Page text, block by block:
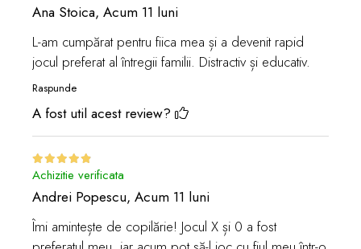
Ana Stoica, Acum 11 luni
L-am cumpărat pentru fiica mea și a devenit rapid
jocul preferat al întregii familii. Distractiv și educativ.
Raspunde
A fost util acest review?
Achizitie verificata
Andrei Popescu, Acum 11 luni
Îmi amintește de copilărie! Jocul X și 0 a fost